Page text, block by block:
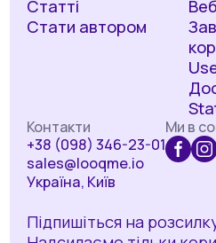
Статті
Стати автором
Контакти
+38 (098) 346-23-01
sales@looqme.io
Україна, Київ
Ми в
Підпишіться на